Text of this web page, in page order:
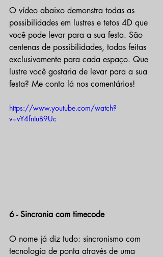
O vídeo abaixo demonstra todas as
possibilidades em lustres e tetos 4D que
você pode levar para a sua festa. São
centenas de possibilidades, todas feitas
exclusivamente para cada espaço. Que
lustre você gostaria de levar para a sua
festa? Me conta lá nos comentários!
https://www.youtube.com/watch?
v=vY4fnIuB9Uc
6 - Sincronia com timecode
O nome já diz tudo: sincronismo com
tecnologia de ponta através de uma